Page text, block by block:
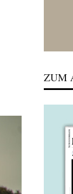
ZUM